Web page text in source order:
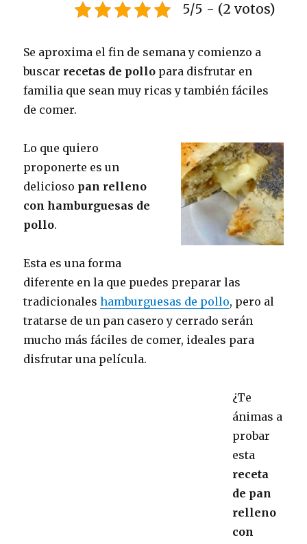
5/5 - (2 votos)
Se aproxima el fin de semana y comienzo a
buscar recetas de pollo para disfrutar en
familia que sean muy ricas y también fáciles
de comer.
Lo que quiero
proponerte es un
delicioso pan relleno
con hamburguesas de
pollo.
Esta es una forma
diferente en la que puedes preparar las
tradicionaleshamburguesas de pollo, pero al
tratarse de un pan casero y cerrado serán
mucho más fáciles de comer, ideales para
disfrutar una película.
¿Te
ánimas a
probar
esta
receta
de pan
relleno
con